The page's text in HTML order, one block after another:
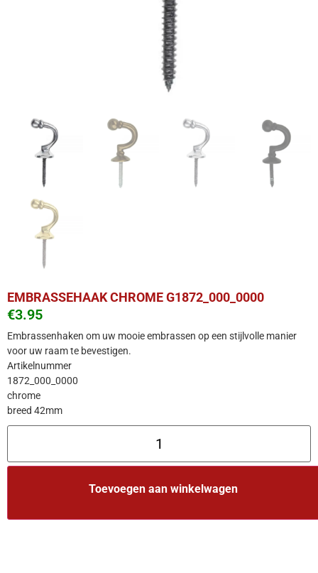
EMBRASSEHAAK CHROME G1872_000_0000
€3.95
Embrassenhaken om uw mooie embrassen op een stijlvolle manier
voor uw raam te bevestigen.
Artikelnummer
1872_000_0000
chrome
breed 42mm
Toevoegen aan winkelwagen